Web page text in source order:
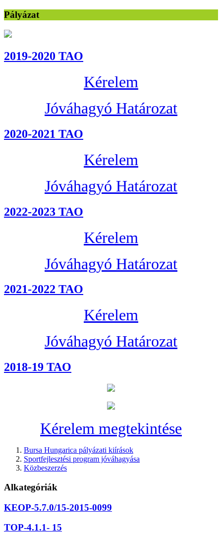
Pályázat
2019-2020 TAO
Kérelem
Jóváhagyó Határozat
2020-2021 TAO
Kérelem
Jóváhagyó Határozat
2022-2023 TAO
Kérelem
Jóváhagyó Határozat
2021-2022 TAO
Kérelem
Jóváhagyó Határozat
2018-19 TAO
Kérelem megtekintése
Bursa Hungarica pályázati kiírások
Sportfejlesztési program jóváhagyása
Közbeszerzés
Alkategóriák
KEOP-5.7.0/15-2015-0099
TOP-4.1.1- 15